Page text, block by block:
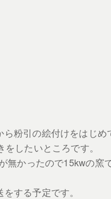
粉引の絵付けをはじめ
したいところです。
かったので15kwの窯
する予定です。